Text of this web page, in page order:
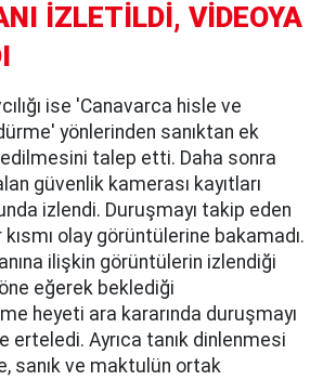
İZLETİLDİ, VİDEOYA
ise 'Canavarca hisle ve
yönlerinden sanıktan ek
talep etti. Daha sonra
güvenlik kamerası kayıtları
izlendi. Duruşmayı takip eden
kısmı olay görüntülerine bakamadı.
anına ilişkin görüntülerin izlendiği
eğerek beklediği
heyeti ara kararında duruşmayı
erteledi. Ayrıca tanık dinlenmesi
sanık ve maktulün ortak